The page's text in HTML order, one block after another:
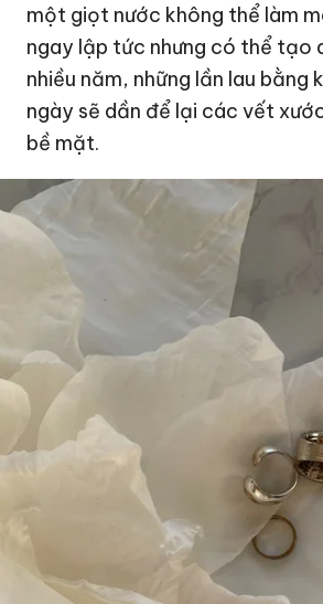
một giọt nước không thể làm
ngay lập tức nhưng có thể tạo
nhiều năm, những lần lau bằng
ngày sẽ dần để lại các vết
bề mặt.